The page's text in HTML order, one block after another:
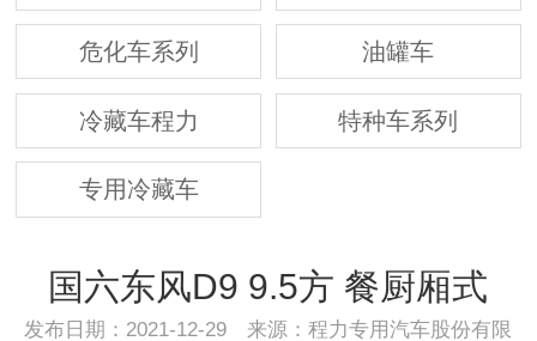
危化车系列 油罐车
冷藏车程力 特种车系列
专用冷藏车
国六东风D9 9.5方 餐厨厢式
发布日期：2021-12-29 来源：程力专用汽车股份有限